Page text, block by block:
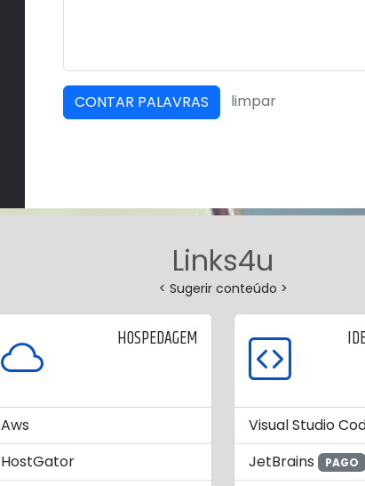
limpar
Links4u
< Sugerir conteúdo >
HOSPEDAGEM
Aws
HostGator
Visual Studio
JetBrains
PAGO